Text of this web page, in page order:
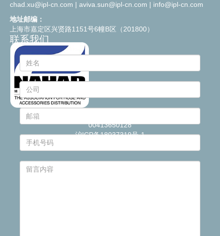
chad.xu@ipl-cn.com | aviva.sun@ipl-cn.com | info@ipl-cn.com
地址邮编：
上海市嘉定区兴贤路1151号6幢B区（201800）
联系我们
© 2021
00413650128
沪ICP备18037319号-1